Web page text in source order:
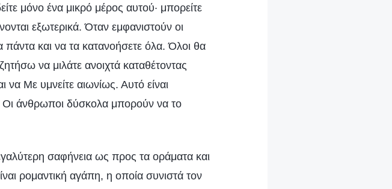
μόνο ένα μικρό μέρος αυτού· μπορείτε
εξωτερικά. Όταν εμφανιστούν οι
και να τα κατανοήσετε όλα. Όλοι θα
να μιλάτε ανοιχτά καταθέτοντας
να Με υμνείτε αιωνίως. Αυτό είναι
Οι άνθρωποι δύσκολα μπορούν να το
σαφήνεια ως προς τα οράματα και
ρομαντική αγάπη, η οποία συνιστά τον